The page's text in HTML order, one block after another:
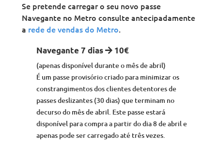
Se pretende carregar o seu novo passe
Navegante no Metro consulte antecipadamente
a rede de vendas do Metro.
Navegante 7 dias 10€
(apenas disponível durante o mês de abril)
É um passe provisório criado para minimizar os
constrangimentos dos clientes detentores de
passes deslizantes (30 dias) que terminam no
decurso do mês de abril. Este passe estará
disponível para compra a partir do dia 8 de abril e
apenas pode ser carregado até três vezes.